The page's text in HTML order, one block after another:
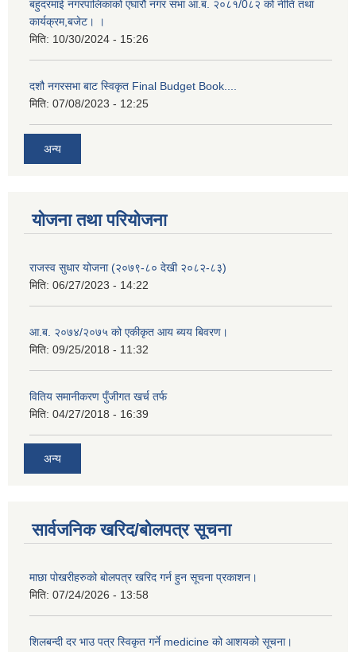
बहुदरमाई नगरपालिकाको एघारौ नगर सभा आ.ब. २०८१/0८२ को नीति तथा
कार्यक्रम,बजेट। ।
मिति: 10/30/2024 - 15:26
दशौ नगरसभा बाट स्विकृत Final Budget Book....
मिति: 07/08/2023 - 12:25
अन्य
योजना तथा परियोजना
राजस्व सुधार योजना (२०७९-८० देखी २०८२-८३)
मिति: 06/27/2023 - 14:22
आ.ब. २०७४/२०७५ को एकीकृत आय ब्यय बिवरण।
मिति: 09/25/2018 - 11:32
वितिय समानीकरण पुँजीगत खर्च तर्फ
मिति: 04/27/2018 - 16:39
अन्य
सार्वजनिक खरिद/बोलपत्र सूचना
माछा पोखरीहरुको बोलपत्र खरिद गर्न हुन सूचना प्रकाशन।
मिति: 07/24/2026 - 13:58
शिलबन्दी दर भाउ पत्र स्विकृत गर्ने medicine को आशयको सूचना।